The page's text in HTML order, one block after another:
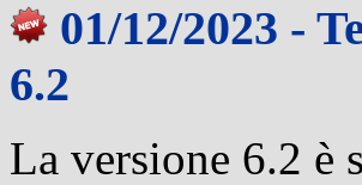
01/12/2023 -
6.2
La versione 6.2 è